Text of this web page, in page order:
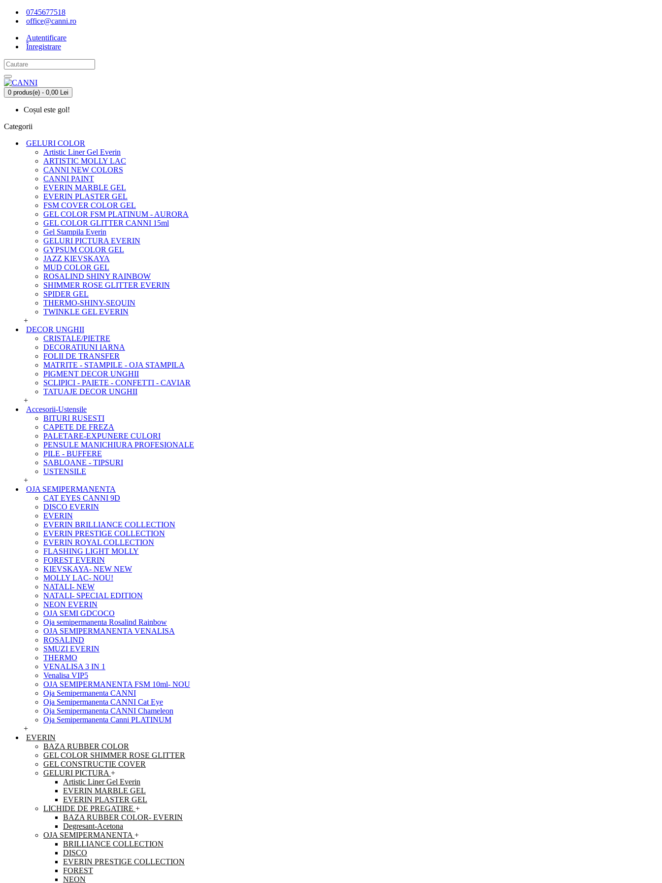
0745677518
office@canni.ro
Autentificare
Înregistrare
0 produs(e) - 0,00 Lei
Coșul este gol!
Categorii
GELURI COLOR
Artistic Liner Gel Everin
ARTISTIC MOLLY LAC
CANNI NEW COLORS
CANNI PAINT
EVERIN MARBLE GEL
EVERIN PLASTER GEL
FSM COVER COLOR GEL
GEL COLOR FSM PLATINUM - AURORA
GEL COLOR GLITTER CANNI 15ml
Gel Stampila Everin
GELURI PICTURA EVERIN
GYPSUM COLOR GEL
JAZZ KIEVSKAYA
MUD COLOR GEL
ROSALIND SHINY RAINBOW
SHIMMER ROSE GLITTER EVERIN
SPIDER GEL
THERMO-SHINY-SEQUIN
TWINKLE GEL EVERIN
+
DECOR UNGHII
CRISTALE/PIETRE
DECORATIUNI IARNA
FOLII DE TRANSFER
MATRITE - STAMPILE - OJA STAMPILA
PIGMENT DECOR UNGHII
SCLIPICI - PAIETE - CONFETTI - CAVIAR
TATUAJE DECOR UNGHII
+
Accesorii-Ustensile
BITURI RUSESTI
CAPETE DE FREZA
PALETARE-EXPUNERE CULORI
PENSULE MANICHIURA PROFESIONALE
PILE - BUFFERE
SABLOANE - TIPSURI
USTENSILE
+
OJA SEMIPERMANENTA
CAT EYES CANNI 9D
DISCO EVERIN
EVERIN
EVERIN BRILLIANCE COLLECTION
EVERIN PRESTIGE COLLECTION
EVERIN ROYAL COLLECTION
FLASHING LIGHT MOLLY
FOREST EVERIN
KIEVSKAYA- NEW NEW
MOLLY LAC- NOU!
NATALI- NEW
NATALI- SPECIAL EDITION
NEON EVERIN
OJA SEMI GDCOCO
Oja semipermanenta Rosalind Rainbow
OJA SEMIPERMANENTA VENALISA
ROSALIND
SMUZI EVERIN
THERMO
VENALISA 3 IN 1
Venalisa VIP5
OJA SEMIPERMANENTA FSM 10ml- NOU
Oja Semipermanenta CANNI
Oja Semipermanenta CANNI Cat Eye
Oja Semipermanenta CANNI Chameleon
Oja Semipermanenta Canni PLATINUM
+
EVERIN
BAZA RUBBER COLOR
GEL COLOR SHIMMER ROSE GLITTER
GEL CONSTRUCTIE COVER
GELURI PICTURA +
Artistic Liner Gel Everin
EVERIN MARBLE GEL
EVERIN PLASTER GEL
LICHIDE DE PREGATIRE +
BAZA RUBBER COLOR- EVERIN
Degresant-Acetona
OJA SEMIPERMANENTA +
BRILLIANCE COLLECTION
DISCO
EVERIN PRESTIGE COLLECTION
FOREST
NEON